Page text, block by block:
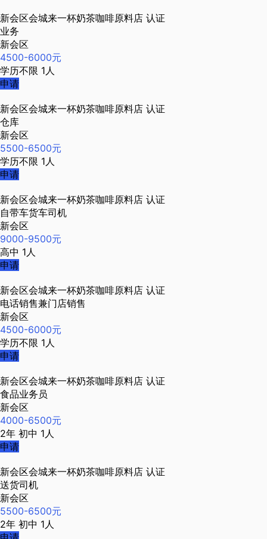
新会区会城来一杯奶茶咖啡原料店 认证
业务
新会区
4500-6000元
学历不限 1人
申请
新会区会城来一杯奶茶咖啡原料店 认证
仓库
新会区
5500-6500元
学历不限 1人
申请
新会区会城来一杯奶茶咖啡原料店 认证
自带车货车司机
新会区
9000-9500元
高中 1人
申请
新会区会城来一杯奶茶咖啡原料店 认证
电话销售兼门店销售
新会区
4500-6000元
学历不限 1人
申请
新会区会城来一杯奶茶咖啡原料店 认证
食品业务员
新会区
4000-6500元
2年 初中 1人
申请
新会区会城来一杯奶茶咖啡原料店 认证
送货司机
新会区
5500-6500元
2年 初中 1人